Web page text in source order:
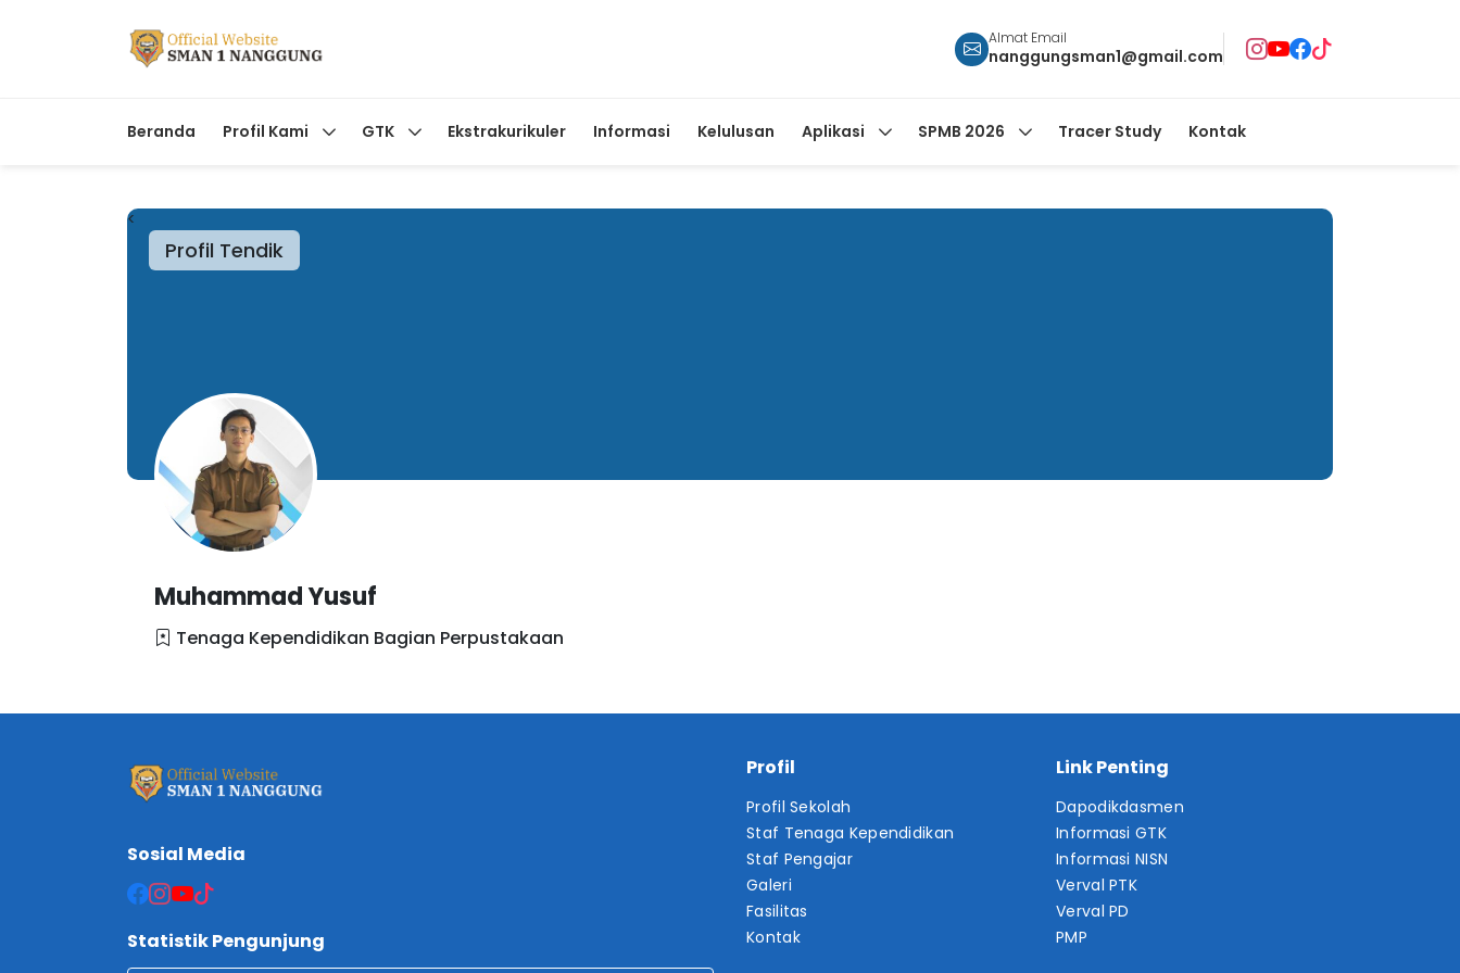
Almat Email
nanggungsman1@gmail.com
Beranda Profil Kami GTK Ekstrakurikuler Informasi Kelulusan Aplikasi SPMB 2026 Tracer Study Kontak
Profil Tendik
<
Muhammad Yusuf
Tenaga Kependidikan Bagian Perpustakaan
Sosial Media
Statistik Pengunjung
Profil
Profil Sekolah
Staf Tenaga Kependidikan
Staf Pengajar
Galeri
Fasilitas
Kontak
Link Penting
Dapodikdasmen
Informasi GTK
Informasi NISN
Verval PTK
Verval PD
PMP